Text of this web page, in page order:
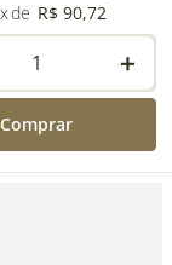
R$ 90,72
＋
Comprar